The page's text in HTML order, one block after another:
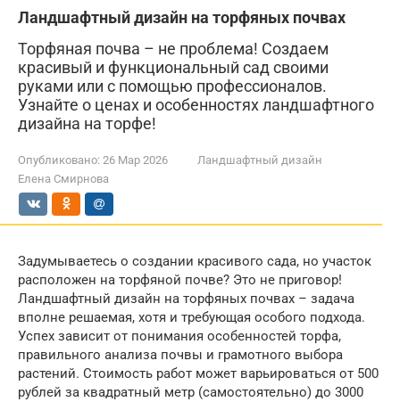
Ландшафтный дизайн на торфяных почвах
Торфяная почва – не проблема! Создаем
красивый и функциональный сад своими
руками или с помощью профессионалов.
Узнайте о ценах и особенностях ландшафтного
дизайна на торфе!
Опубликовано: 26 Мар 2026
Ландшафтный дизайн
Елена Смирнова
Задумываетесь о создании красивого сада, но участок
расположен на торфяной почве? Это не приговор!
Ландшафтный дизайн на торфяных почвах – задача
вполне решаемая, хотя и требующая особого подхода.
Успех зависит от понимания особенностей торфа,
правильного анализа почвы и грамотного выбора
растений. Стоимость работ может варьироваться от 500
рублей за квадратный метр (самостоятельно) до 3000